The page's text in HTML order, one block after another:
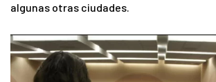
algunas otras ciudades.